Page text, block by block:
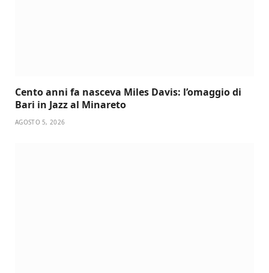
Cento anni fa nasceva Miles Davis: l’omaggio di
Bari in Jazz al Minareto
AGOSTO 5, 2026